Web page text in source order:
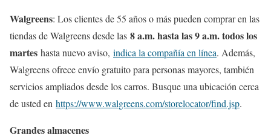
Walgreens: Los clientes de 55 años o más pueden comprar en las
tiendas de Walgreens desde las 8 a.m. hasta las 9 a.m. todos los
martes hasta nuevo aviso, indica la compañía en línea. Además,
Walgreens ofrece envío gratuito para personas mayores, también
servicios ampliados desde los carros. Busque una ubicación cerca
de usted en https://www.walgreens.com/storelocator/find.jsp.
Grandes almacenes